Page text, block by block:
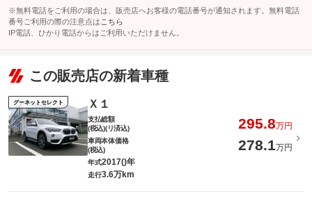
※無料電話をご利用の場合は、販売店へお客様の電話番号が通知されます。無料電話
番号ご利用の際の注意点は こちら
IP電話、ひかり電話からはご利用いただけません。
この販売店の新着車種
グーネットセレクト Ｘ１
支払総額
(税込)(リ済込)
295.8万円
車両本体価格
(税込)
278.1万円
年式2017()年
走行3.6万km